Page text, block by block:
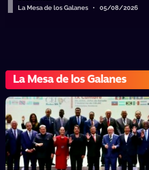
La Mesa de los Galanes • 05/08/2026
La Mesa de los Galanes